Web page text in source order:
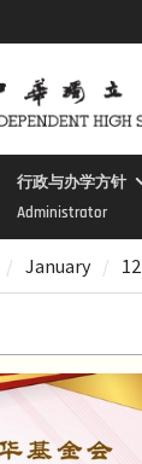
行政与办学方针
Administrator
January 12